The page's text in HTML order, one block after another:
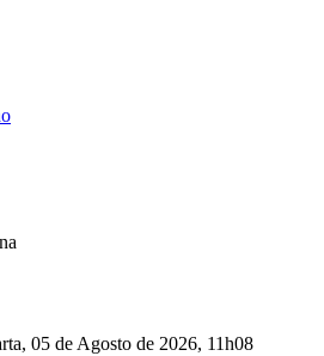
05 de Agosto de 2026, 11h08